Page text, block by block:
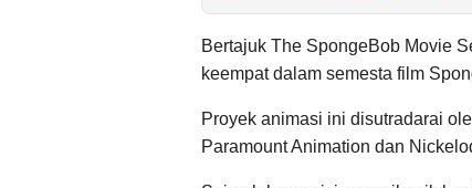
Bertajuk The SpongeBob Movie
keempat dalam semesta film
Proyek animasi ini disutradarai
Paramount Animation dan